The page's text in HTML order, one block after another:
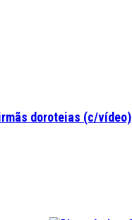
doroteias (c/vídeo)